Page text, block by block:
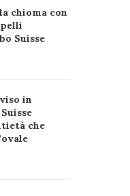
chioma con
Suisse
in
che